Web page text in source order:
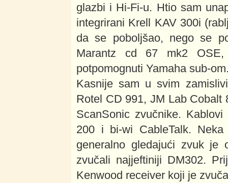
glazbi i Hi-Fi-u. Htio sam
integrirani Krell KAV 300i
da se poboljšao, nego se
Marantz cd 67 mk2
potpomognuti Yamaha sub-
Kasnije sam u svim
Rotel CD 991, JM Lab Cobalt
ScanSonic zvučnike.
200 i bi-wi CableTalk.
generalno gledajući zvuk
zvučali najjeftiniji DM302.
Kenwood receiver koji je